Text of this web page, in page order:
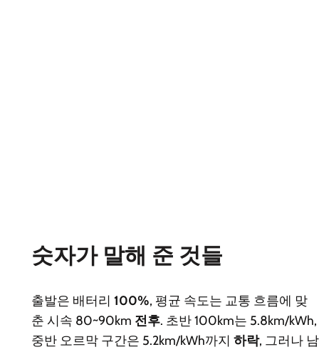
숫자가 말해 준 것들
출발은 배터리 100%, 평균 속도는 교통 흐름에 맞
춘 시속 80~90km 전후. 초반 100km는 5.8km/kWh,
중반 오르막 구간은 5.2km/kWh까지 하락, 그러나 남